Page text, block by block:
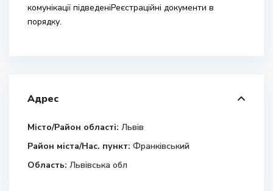
комунікації підведеніРеєстраційні документи в
порядку.
Адрес
Місто/Район області: Львів
Район міста/Нас. пункт: Франківський
Область: Львівська обл